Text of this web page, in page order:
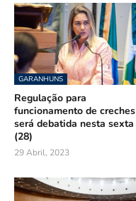
GARANHUNS
Regulação para
funcionamento de creches
será debatida nesta sexta
(28)
29 Abril, 2023